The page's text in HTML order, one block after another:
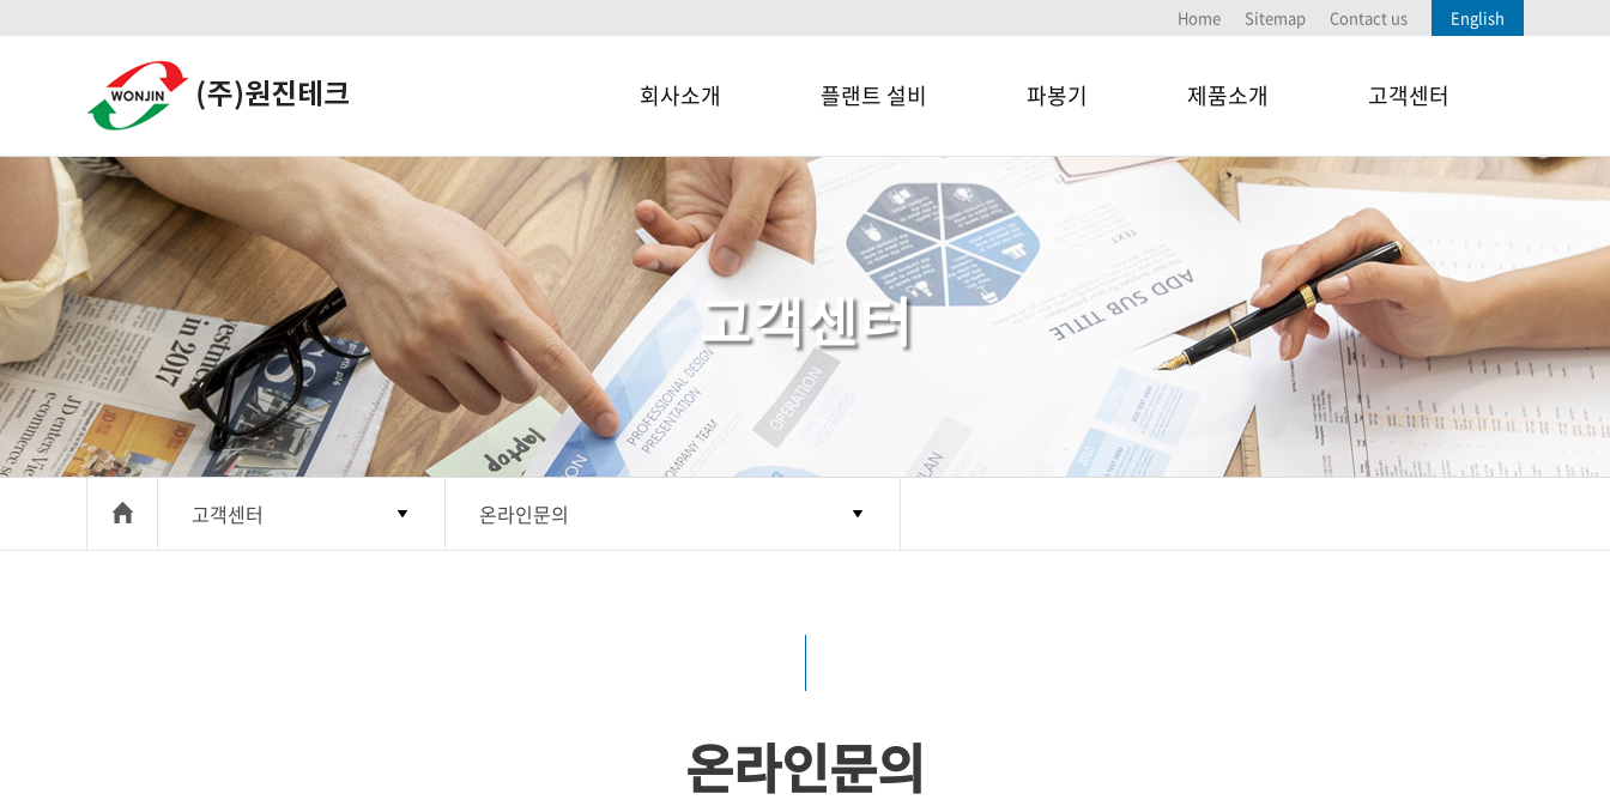
Home Sitemap Contact us English
회사소개 플랜트 설비 파봉기 제품소개 고객센터
고객센터
고객센터 온라인문의
온라인문의